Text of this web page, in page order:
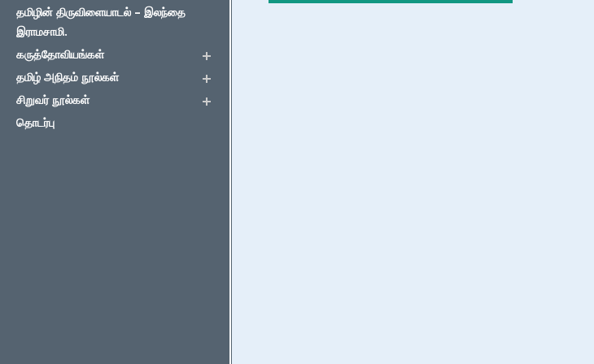
தமிழின் திருவிளையாடல் – இலந்தை
இராமசாமி.
கருத்தோவியங்கள்
தமிழ் அநிதம் நூல்கள்
சிறுவர் நூல்கள்
தொடர்பு